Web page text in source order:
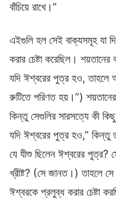
বাঁচিয়ে রাখে।”
এইগুলি হল সেই বাক্যসমূহ যা
করার চেষ্টা করেছিল।
যদি ঈশ্বরের পুত্র হও, তাহলে
রুটিতে পরিণত হয়।”)
কিন্তু সেগুলির সারসত্যে কী
যদি ঈশ্বরের পুত্র হও,” কিন্তু
যে যীশু ছিলেন ঈশ্বরের পুত্র?
খ্রীষ্ট? (সে জানত।) তাহলে
ঈশ্বরকে প্রলুব্ধ করার চেষ্টা